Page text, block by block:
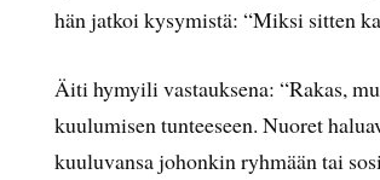
hän jatkoi kysymistä: “Miksi sitten
Äiti hymyili vastauksena: “Rakas,
kuulumisen tunteeseen. Nuoret
kuuluvansa johonkin ryhmään tai